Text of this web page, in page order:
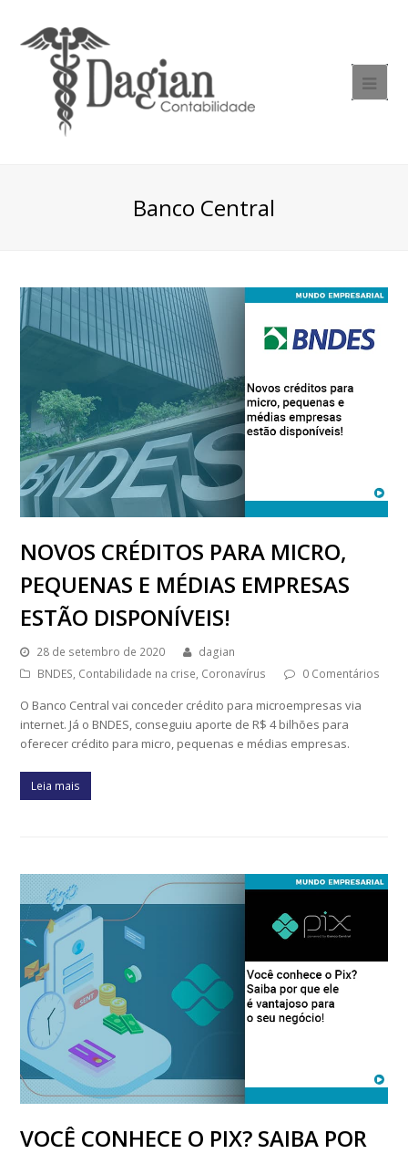
Banco Central
NOVOS CRÉDITOS PARA MICRO,
PEQUENAS E MÉDIAS EMPRESAS
ESTÃO DISPONÍVEIS!
28 de setembro de 2020
dagian
BNDES, Contabilidade na crise, Coronavírus 0 Comentários
O Banco Central vai conceder crédito para microempresas via
internet. Já o BNDES, conseguiu aporte de R$ 4 bilhões para
oferecer crédito para micro, pequenas e médias empresas.
Leia mais
VOCÊ CONHECE O PIX? SAIBA POR